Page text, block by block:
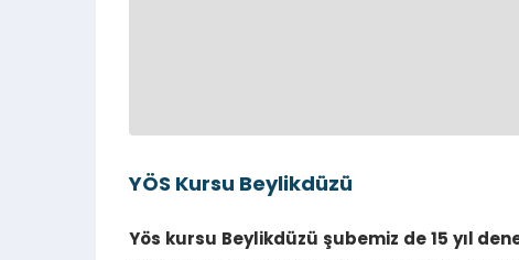
YÖS Kursu Beylikdüzü
Yös kursu Beylikdüzü şubemiz de 15 yıl